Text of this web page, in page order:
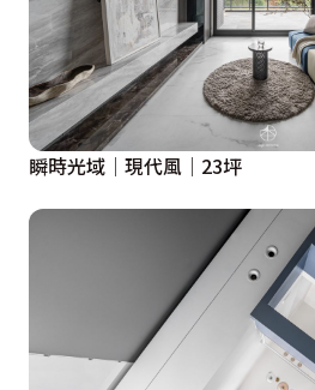
瞬時光域│現代風│23坪